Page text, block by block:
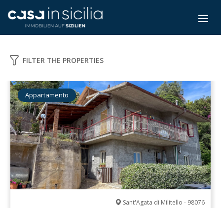
FILTER THE PROPERTIES
Appartamento
Sant'Agata di Militello - 98076